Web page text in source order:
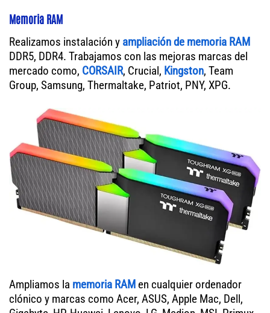
Memoria RAM
Realizamos instalación y ampliación de memoria RAM
DDR5, DDR4. Trabajamos con las mejoras marcas del
mercado como, CORSAIR, Crucial, Kingston, Team
Group, Samsung, Thermaltake, Patriot, PNY, XPG.
Ampliamos la memoria RAM en cualquier ordenador
clónico y marcas como Acer, ASUS, Apple Mac, Dell,